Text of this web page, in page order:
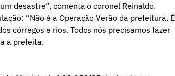
desastre”, comenta o coronel Reinaldo.
“Não é a Operação Verão da prefeitura.
córregos e rios. Todos nós precisamos fazer
a prefeita.